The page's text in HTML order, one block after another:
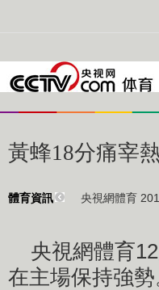
黃蜂18分痛宰
體育資訊 央視網體育
央視網體育12
在主場保持強